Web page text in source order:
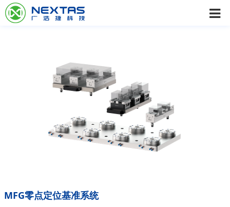
MFG零点定位基准系统